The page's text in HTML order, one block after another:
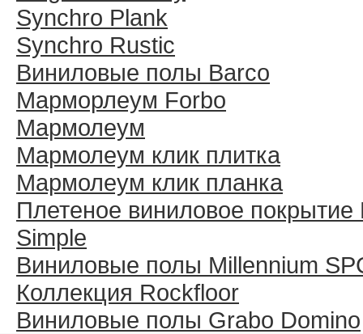
Synchro Plank
Synchro Rustic
Виниловые полы Barco
Марморлеум Forbo
Мармолеум
Мармолеум клик плитка
Мармолеум клик планка
Плетеное виниловое покрытие
Simple
Виниловые полы Millennium
Коллекция Rockfloor
Виниловые полы Grabo Domino